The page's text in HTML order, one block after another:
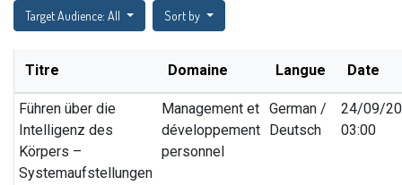
Target Audience: All Sort by
Titre Domaine Langue Date
Führen über die
Intelligenz des
Körpers –
Systemaufstellungen
Management et
développement
personnel
German /
Deutsch
24/09/
03:00